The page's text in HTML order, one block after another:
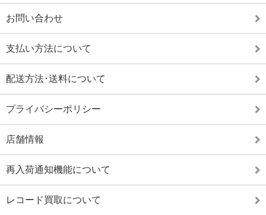
お問い合わせ
支払い方法について
配送方法･送料について
プライバシーポリシー
店舗情報
再入荷通知機能について
レコード買取について